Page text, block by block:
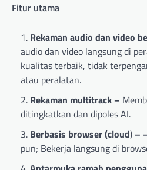
Fitur utama
Rekaman audio dan video
audio dan video langsung di
kualitas terbaik, tidak
atau peralatan.
Rekaman multitrack –
ditingkatkan dan dipoles AI.
Berbasis browser (cloud) –
pun; Bekerja langsung di